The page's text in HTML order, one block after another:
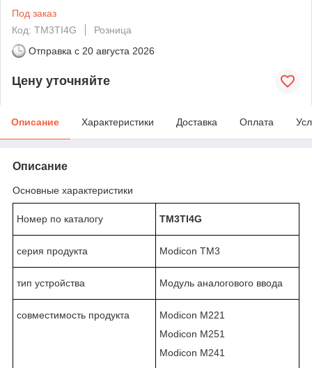
Под заказ
Код: TM3TI4G
Розница
Отправка с 20 августа 2026
Цену уточняйте
Описание Характеристики Доставка Оплата
Описание
Основные характеристики
Номер по каталогу TM3TI4G
серия продукта Modicon TM3
тип устройства Модуль аналогового ввода
совместимость продукта
Modicon M221
Modicon M251
Modicon M241